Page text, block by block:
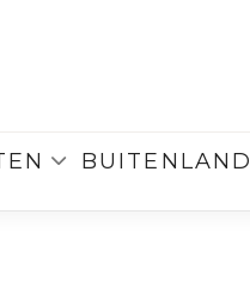
BUITENLAND